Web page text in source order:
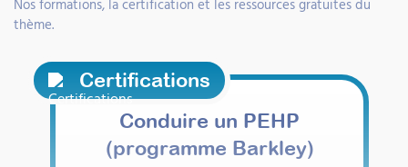
thème.
Certifications
Conduire un PEHP
(programme Barkley)